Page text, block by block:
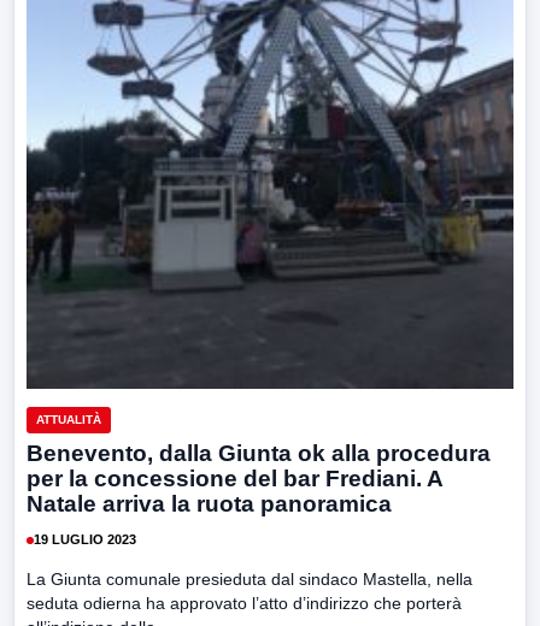
ATTUALITÀ
Benevento, dalla Giunta ok alla procedura
per la concessione del bar Frediani. A
Natale arriva la ruota panoramica
19 LUGLIO 2023
La Giunta comunale presieduta dal sindaco Mastella, nella
seduta odierna ha approvato l’atto d’indirizzo che porterà